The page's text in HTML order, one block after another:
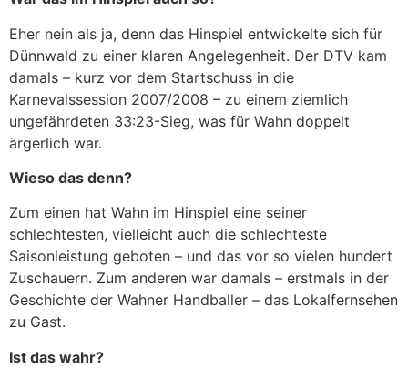
Eher nein als ja, denn das Hinspiel entwickelte sich für
Dünnwald zu einer klaren Angelegenheit. Der DTV kam
damals – kurz vor dem Startschuss in die
Karnevalssession 2007/2008 – zu einem ziemlich
ungefährdeten 33:23-Sieg, was für Wahn doppelt
ärgerlich war.
Wieso das denn?
Zum einen hat Wahn im Hinspiel eine seiner
schlechtesten, vielleicht auch die schlechteste
Saisonleistung geboten – und das vor so vielen hundert
Zuschauern. Zum anderen war damals – erstmals in der
Geschichte der Wahner Handballer – das Lokalfernsehen
zu Gast.
Ist das wahr?